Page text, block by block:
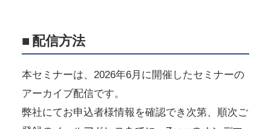
■ 配信方法
本セミナーは、2026年6月に開催したセミナーの
アーカイブ配信です。
弊社にてお申込者様情報を確認でき次第、順次ご